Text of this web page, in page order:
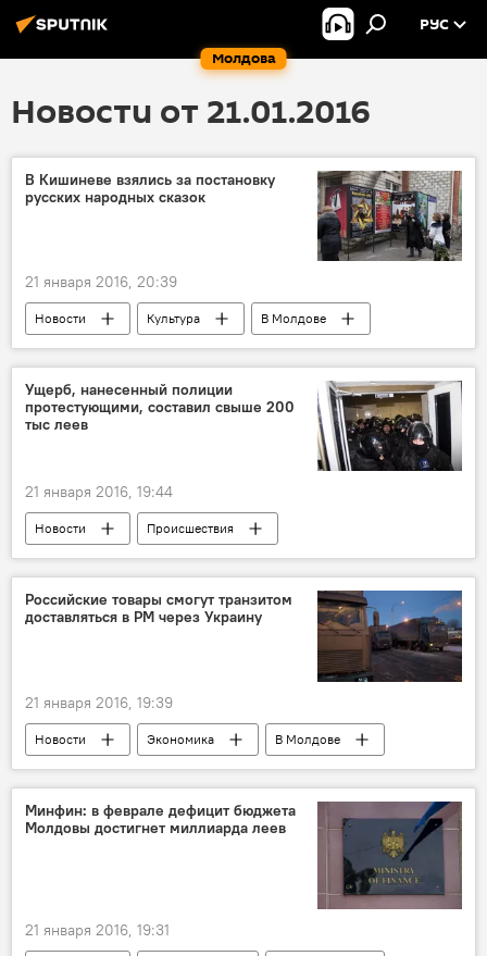
Молдова
РУС
Новости от 21.01.2016
В Кишиневе взялись за постановку
русских народных сказок
21 января 2016, 20:39
Новости Культура
В Молдове
Кишинев
театр "С улицы Роз"
спектакль
русский язык
Ущерб, нанесенный полиции
протестующими, составил свыше 200
тыс леев
21 января 2016, 19:44
Новости
Происшествия
В Молдове
Кишинев
Республика Молдова
Александр Жиздан
полиция
следствие
протест
Российские товары смогут транзитом
доставляться в РМ через Украину
21 января 2016, 19:39
Новости Экономика
В Молдове
Украина
Россия
Республика Молдова
транзит
товары
фуры Минэкономики
Минфин: в феврале дефицит бюджета
Молдовы достигнет миллиарда леев
21 января 2016, 19:31